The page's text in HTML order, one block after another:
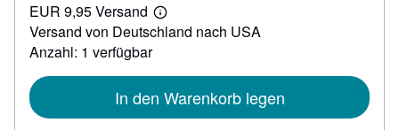
25,00
EUR 9,95 Versand
Weitere
Informationen
Versand von Deutschland nach USA
Anzahl: 1 verfügbar
In den Warenkorb legen